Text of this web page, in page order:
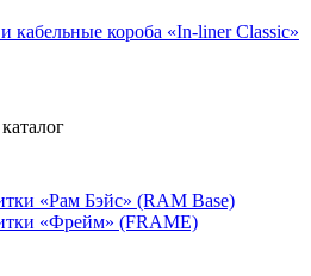
короба «In-liner Classic»
«Рам Бэйс» (RAM Base)
«Фрейм» (FRAME)